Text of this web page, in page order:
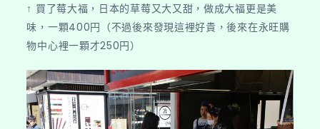
↑ 買了莓大福，日本的草莓又大又甜，做成大福更是美
味，一顆400円（不過後來發現這裡好貴，後來在永旺購
物中心裡一顆才250円）